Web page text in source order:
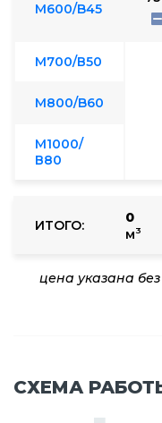
М600/B45
М700/В50
М800/B60
М1000/
В80
ИТОГО:
0
м3
цена указана
СХЕМА